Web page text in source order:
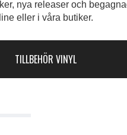
nya releaser och
eller i våra butiker.
TILLBEHÖR VINYL